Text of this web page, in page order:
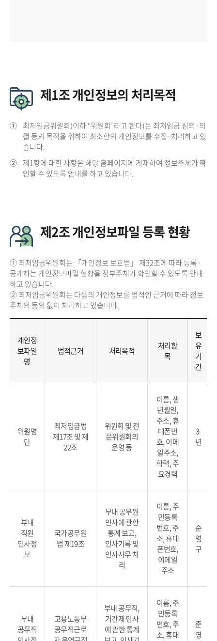
제1조 개인정보의 처리목적
① 최저임금위원회(이하 “위원회”라고 한다)는 최저임금 심의·의
결 등의 목적을 위하여 최소한의 개인정보를 수집·처리하고 있
습니다.
② 제1항에 대한 사항은 해당 홈페이지에 게재하여 정보주체가 확
인할 수 있도록 안내를 하고 있습니다.
제2조 개인정보파일 등록 현황
① 최저임금위원회는 「개인정보 보호법」 제32조에 따라 등록·
공개하는 개인정보파일 현황을 정부주체가 확인할 수 있도록 안내
하고 있습니다.
② 최저임금위원회는 다음의 개인정보를 법적인 근거에 따라 정보
주체의 동의 없이 처리하고 있습니다.
개인정
보파일
명
법적근거 처리목적
처리항
목
보
유
기
간
위원명
단
최저임금법
제17조 및 제
22조
위원회 및 전
문위원회의
운영 등
이름, 생
년월일,
주소, 휴
대폰번
호, 이메
일주소,
학력, 주
요경력
3
년
부내
직원
인사정
보
국가공무원
법 제19조
부내 공무원
인사에 관한
통계 보고,
인사기록 및
인사사무 처
리
이름, 주
민등록
번호, 주
소, 휴대
폰번호,
이메일
주소
준
영
구
부내
공무직
고용노동부
공무직근로
부내 공무직,
기간제 인사
에 관한 통계
이름, 주
민등록
번호, 주
소, 휴대
준
영